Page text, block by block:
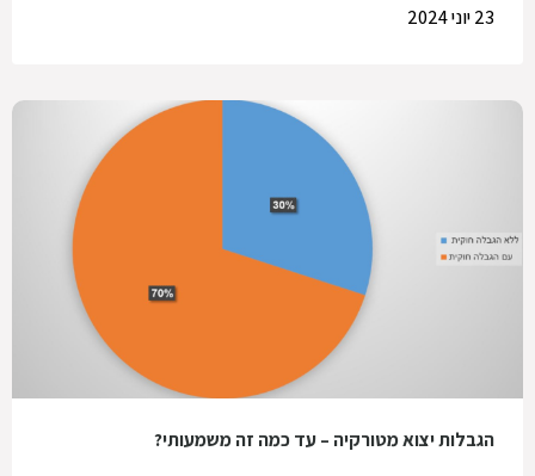
23 יוני 2024
הגבלות יצוא מטורקיה – עד כמה זה משמעותי?